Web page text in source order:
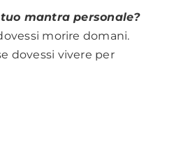
mantra personale?
morire domani.
dovessi vivere per